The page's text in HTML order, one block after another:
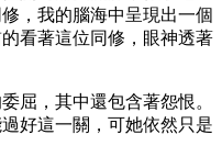
，我的腦海中呈現出一個
看著這位同修，眼神透著
屈，其中還包含著怨恨。
好這一關，可她依然只是